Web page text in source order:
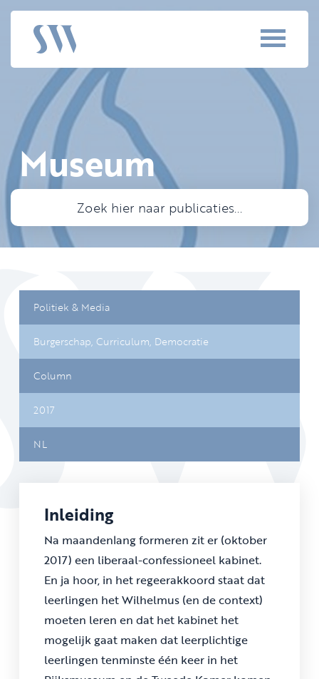
Museum
Politiek & Media
Burgerschap, Curriculum, Democratie
Column
2017
NL
Inleiding
Na maandenlang formeren zit er (oktober
2017) een liberaal-confessioneel kabinet.
En ja hoor, in het regeerakkoord staat dat
leerlingen het Wilhelmus (en de context)
moeten leren en dat het kabinet het
mogelijk gaat maken dat leerplichtige
leerlingen tenminste één keer in het